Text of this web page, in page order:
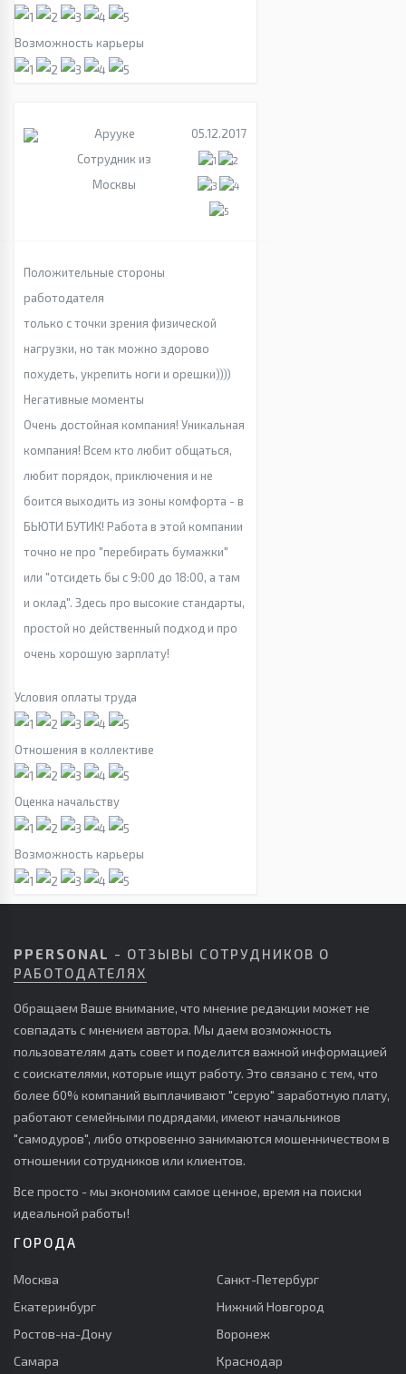
Возможность карьеры
Арууке
Сотрудник из
Москвы
05.12.2017
Положительные стороны
работодателя
только с точки зрения физической
нагрузки, но так можно здорово
похудеть, укрепить ноги и орешки))))
Негативные моменты
Очень достойная компания! Уникальная
компания! Всем кто любит общаться,
любит порядок, приключения и не
боится выходить из зоны комфорта - в
БЬЮТИ БУТИК! Работа в этой компании
точно не про "перебирать бумажки"
или "отсидеть бы с 9:00 до 18:00, а там
и оклад". Здесь про высокие стандарты,
простой но действенный подход и про
очень хорошую зарплату!
Условия оплаты труда
Отношения в коллективе
Оценка начальству
Возможность карьеры
PPERSONAL - ОТЗЫВЫ СОТРУДНИКОВ О
РАБОТОДАТЕЛЯХ
Обращаем Ваше внимание, что мнение редакции может не
совпадать с мнением автора. Мы даем возможность
пользователям дать совет и поделится важной информацией
с соискателями, которые ищут работу. Это связано с тем, что
более 60% компаний выплачивают "серую" заработную плату,
работают семейными подрядами, имеют начальников
"самодуров", либо откровенно занимаются мошенничеством в
отношении сотрудников или клиентов.
Все просто - мы экономим самое ценное, время на поиски
идеальной работы!
ГОРОДА
Москва
Санкт-Петербург
Екатеринбург
Нижний Новгород
Ростов-на-Дону
Воронеж
Самара
Краснодар